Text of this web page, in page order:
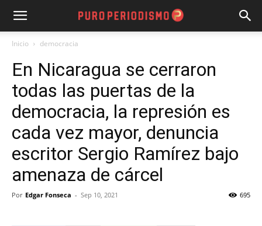
Inicio democracia
En Nicaragua se cerraron
todas las puertas de la
democracia, la represión es
cada vez mayor, denuncia
escritor Sergio Ramírez bajo
amenaza de cárcel
Por Edgar Fonseca - Sep 10, 2021 695